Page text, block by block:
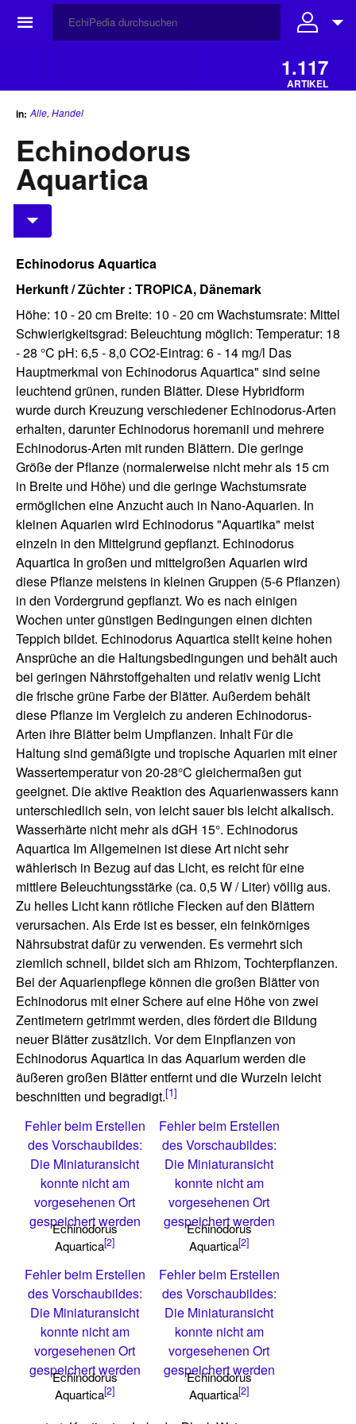
☰
1.117
ARTIKEL
in: Alle, Handel
Echinodorus
Aquartica
Echinodorus Aquartica
Herkunft / Züchter : TROPICA, Dänemark
Höhe: 10 - 20 cm Breite: 10 - 20 cm Wachstumsrate: Mittel
Schwierigkeitsgrad: Beleuchtung möglich: Temperatur: 18
- 28 °C pH: 6,5 - 8,0 CO2-Eintrag: 6 - 14 mg/l Das
Hauptmerkmal von Echinodorus Aquartica" sind seine
leuchtend grünen, runden Blätter. Diese Hybridform
wurde durch Kreuzung verschiedener Echinodorus-Arten
erhalten, darunter Echinodorus horemanii und mehrere
Echinodorus-Arten mit runden Blättern. Die geringe
Größe der Pflanze (normalerweise nicht mehr als 15 cm
in Breite und Höhe) und die geringe Wachstumsrate
ermöglichen eine Anzucht auch in Nano-Aquarien. In
kleinen Aquarien wird Echinodorus "Aquartika" meist
einzeln in den Mittelgrund gepflanzt. Echinodorus
Aquartica In großen und mittelgroßen Aquarien wird
diese Pflanze meistens in kleinen Gruppen (5-6 Pflanzen)
in den Vordergrund gepflanzt. Wo es nach einigen
Wochen unter günstigen Bedingungen einen dichten
Teppich bildet. Echinodorus Aquartica stellt keine hohen
Ansprüche an die Haltungsbedingungen und behält auch
bei geringen Nährstoffgehalten und relativ wenig Licht
die frische grüne Farbe der Blätter. Außerdem behält
diese Pflanze im Vergleich zu anderen Echinodorus-
Arten ihre Blätter beim Umpflanzen. Inhalt Für die
Haltung sind gemäßigte und tropische Aquarien mit einer
Wassertemperatur von 20-28°C gleichermaßen gut
geeignet. Die aktive Reaktion des Aquarienwassers kann
unterschiedlich sein, von leicht sauer bis leicht alkalisch.
Wasserhärte nicht mehr als dGH 15°. Echinodorus
Aquartica Im Allgemeinen ist diese Art nicht sehr
wählerisch in Bezug auf das Licht, es reicht für eine
mittlere Beleuchtungsstärke (ca. 0,5 W / Liter) völlig aus.
Zu helles Licht kann rötliche Flecken auf den Blättern
verursachen. Als Erde ist es besser, ein feinkörniges
Nährsubstrat dafür zu verwenden. Es vermehrt sich
ziemlich schnell, bildet sich am Rhizom, Tochterpflanzen.
Bei der Aquarienpflege können die großen Blätter von
Echinodorus mit einer Schere auf eine Höhe von zwei
Zentimetern getrimmt werden, dies fördert die Bildung
neuer Blätter zusätzlich. Vor dem Einpflanzen von
Echinodorus Aquartica in das Aquarium werden die
äußeren großen Blätter entfernt und die Wurzeln leicht
beschnitten und begradigt.[1]
Fehler beim Erstellen
des Vorschaubildes:
Die Miniaturansicht
konnte nicht am
vorgesehenen Ort
gespeichert werden
Echinodorus
Aquartica[2]
Fehler beim Erstellen
des Vorschaubildes:
Die Miniaturansicht
konnte nicht am
vorgesehenen Ort
gespeichert werden
Echinodorus
Aquartica[2]
Fehler beim Erstellen
des Vorschaubildes:
Die Miniaturansicht
konnte nicht am
vorgesehenen Ort
gespeichert werden
Echinodorus
Aquartica[2]
Fehler beim Erstellen
des Vorschaubildes:
Die Miniaturansicht
konnte nicht am
vorgesehenen Ort
gespeichert werden
Echinodorus
Aquartica[2]